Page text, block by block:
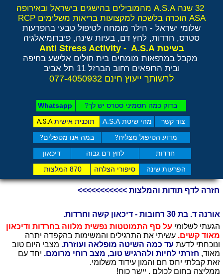
צור קשר מהי שיטת A.S.A תוכנית אישיתA.S.A
חרדות לחץ דם גבוה דיכאון
מדוע הטיפול מצליח? במה אנו מטפלים?
הפרעות שינה סיפורי הצלחה 870 המלצות
בדוק כמה תסמיני סט​רס יש לך? Whatsapp
32 שנה A.S.A מהמובילים בהישגים בישראל ובאירופה
ASA הוכרה בלשכה למקצועות בריאות משלימים RCP
שלומי ישראל - הילר מומחה לטיפול טבעי בהפרעות
סטרס, חרדות, לחץ דם, בעיות שינה, פיברומיאלגיה
בשיטת Anti Stress Activity - A.S.A
מקבל במרפאות מומחים בית חולים אלישע בחיפה
ובית הרופאים רחוב הברזל 11 תל אביב
לרשותך ייעוץ חינם 077-4050932
אורנה ד. בת 30 רחובות - דיכאון קשה וחרדות.
הגעתי לשלומי על סף התמוטטות נפשית מלווה בחרדות ודיכאון
מאוד קשים. עשיתי את התרגילים והמשימות בהקפדה יתרה
ונוכחתי לדעת עד כמה השיטה מופלאה ועוזרת. מצבי היום טוב
מאוד, חזרתי לחיות ולהרגיש טוב, מצב רוחי מרומם. יחד עם
זאת קבלתי יחס חם והמון עידוד משלומי.
ממליצה בחום לכולם . יישר כוח!
חזרה לדף תודות והמלצות >>>>>>>>>>>